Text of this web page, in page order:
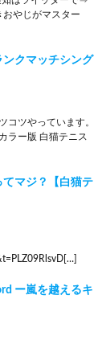
おやじがマスター
ンクマッチシング
コツやっています。
ラー版 白猫テニス
マジ？【白猫テ
ー嵐を越えるキ